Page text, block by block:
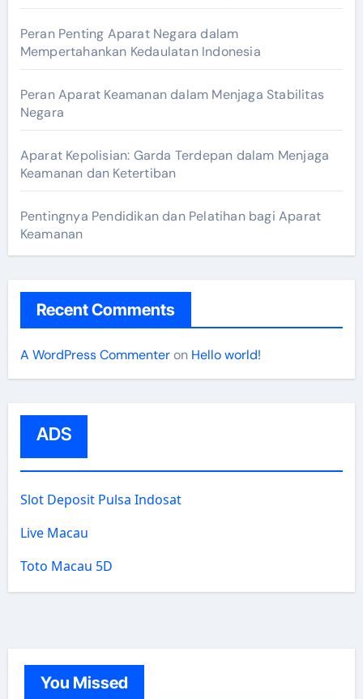
Peran Penting Aparat Negara dalam
Mempertahankan Kedaulatan Indonesia
Peran Aparat Keamanan dalam Menjaga Stabilitas
Negara
Aparat Kepolisian: Garda Terdepan dalam Menjaga
Keamanan dan Ketertiban
Pentingnya Pendidikan dan Pelatihan bagi Aparat
Keamanan
Recent Comments
A WordPress Commenteron Hello world!
ADS
Slot Deposit Pulsa Indosat
Live Macau
Toto Macau 5D
You Missed